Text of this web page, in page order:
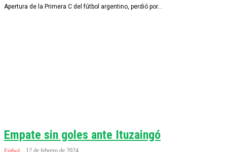
Apertura de la Primera C del fútbol argentino, perdió por...
Empate sin goles ante Ituzaingó
12 de febrero de 2024